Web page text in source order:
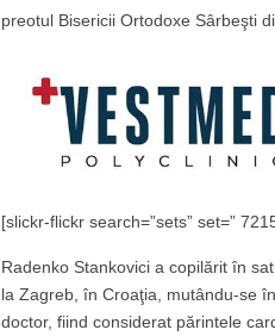
preotul Bisericii Ortodoxe Sârbeşti
[slickr-flickr search=”sets” set=”
Radenko Stankovici a copilărit în
la Zagreb, în Croaţia, mutându-se
doctor, fiind considerat părintele